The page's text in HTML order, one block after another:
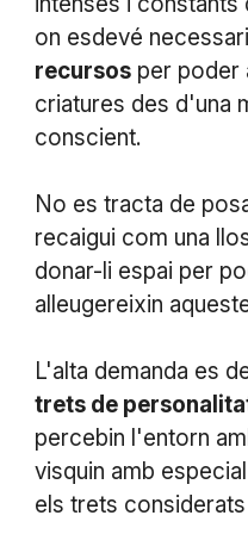
on esdevé
recursosper poder
criatures des d'una
conscient.
No es tracta de
recaigui com una
donar-li espai per
alleugereixin
L'alta demanda es
trets de
percebin l'entorn
visquin amb
els trets considerats